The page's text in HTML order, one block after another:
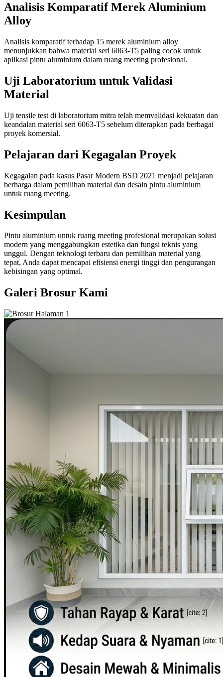
Analisis Komparatif Merek Aluminium
Alloy
Analisis komparatif terhadap 15 merek aluminium alloy
menunjukkan bahwa material seri 6063-T5 paling cocok untuk
aplikasi pintu aluminium dalam ruang meeting profesional.
Uji Laboratorium untuk Validasi
Material
Uji tensile test di laboratorium mitra telah memvalidasi kekuatan dan
keandalan material seri 6063-T5 sebelum diterapkan pada berbagai
proyek komersial.
Pelajaran dari Kegagalan Proyek
Kegagalan pada kasus Pasar Modern BSD 2021 menjadi pelajaran
berharga dalam pemilihan material dan desain pintu aluminium
untuk ruang meeting.
Kesimpulan
Pintu aluminium untuk ruang meeting profesional merupakan solusi
modern yang menggabungkan estetika dan fungsi teknis yang
unggul. Dengan teknologi terbaru dan pemilihan material yang
tepat, Anda dapat mencapai efisiensi energi tinggi dan pengurangan
kebisingan yang optimal.
Galeri Brosur Kami